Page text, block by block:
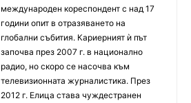
международен кореспондент с над 17
години опит в отразяването на
глобални събития. Кариерният ѝ път
започва през 2007 г. в национално
радио, но скоро се насочва към
телевизионната журналистика. През
2012 г. Елица става чуждестранен